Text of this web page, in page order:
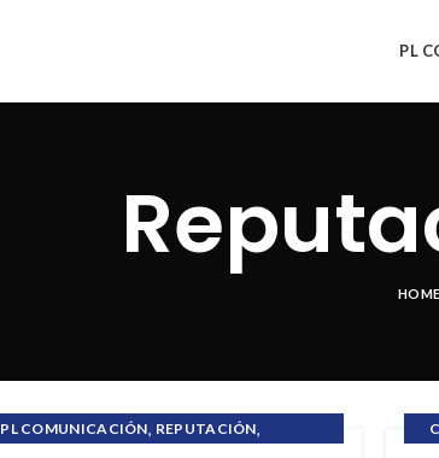
PL
HOME
PL COMUNICACIÓN, REPUTACIÓN,